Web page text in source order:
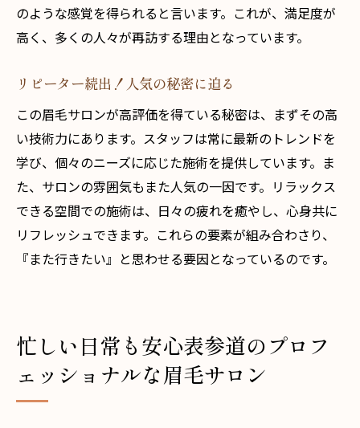
のような感覚を得られると言います。これが、満足度が
高く、多くの人々が再訪する理由となっています。
リピーター続出！人気の秘密に迫る
この眉毛サロンが高評価を得ている秘密は、まずその高
い技術力にあります。スタッフは常に最新のトレンドを
学び、個々のニーズに応じた施術を提供しています。ま
た、サロンの雰囲気もまた人気の一因です。リラックス
できる空間での施術は、日々の疲れを癒やし、心身共に
リフレッシュできます。これらの要素が組み合わさり、
『また行きたい』と思わせる要因となっているのです。
忙しい日常も安心表参道のプロフ
ェッショナルな眉毛サロン